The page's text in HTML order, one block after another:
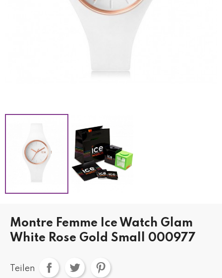
Montre Femme Ice Watch Glam
White Rose Gold Small 000977
Teilen